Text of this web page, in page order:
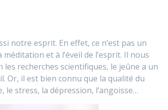
notre esprit. En effet, ce n’est pas un
et à l’éveil de l’esprit. Il nous
recherches scientifiques, le jeûne a un
Or, il est bien connu que la qualité du
stress, la dépression, l’angoisse…